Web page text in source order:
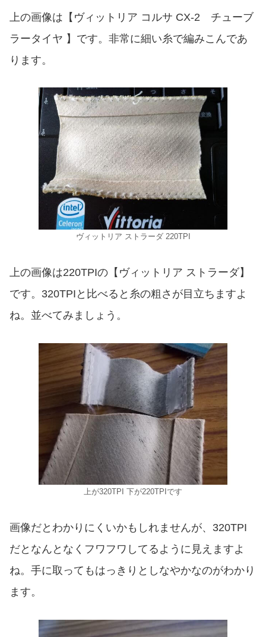
上の画像は【ヴィットリア コルサ CX-2 チューブ
ラータイヤ 】です。非常に細い糸で編みこんであ
ります。
ヴィットリア ストラーダ 220TPI
上の画像は220TPIの【ヴィットリア ストラーダ】
です。320TPIと比べると糸の粗さが目立ちますよ
ね。並べてみましょう。
上が320TPI 下が220TPIです
画像だとわかりにくいかもしれませんが、320TPI
だとなんとなくフワフワしてるように見えますよ
ね。手に取ってもはっきりとしなやかなのがわかり
ます。